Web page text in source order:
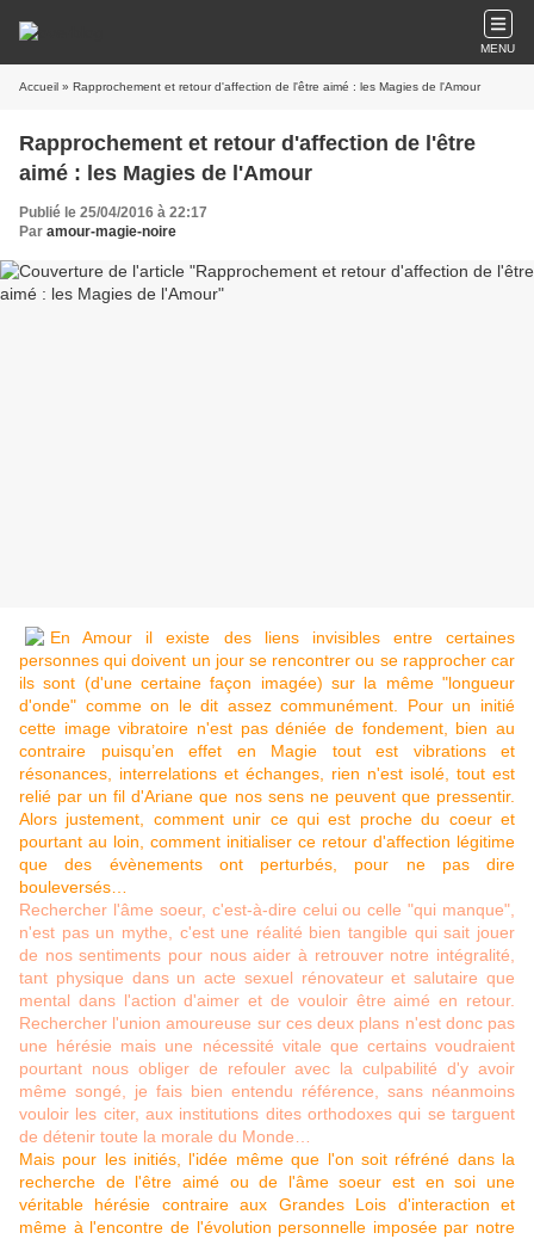
MENU
Accueil » Rapprochement et retour d'affection de l'être aimé : les Magies de l'Amour
Rapprochement et retour d'affection de l'être
aimé : les Magies de l'Amour
Publié le 25/04/2016 à 22:17
Par amour-magie-noire
En Amour il existe des liens invisibles entre certaines
personnes qui doivent un jour se rencontrer ou se rapprocher car
ils sont (d'une certaine façon imagée) sur la même "longueur
d'onde" comme on le dit assez communément. Pour un initié
cette image vibratoire n'est pas déniée de fondement, bien au
contraire puisqu’en effet en Magie tout est vibrations et
résonances, interrelations et échanges, rien n'est isolé, tout est
relié par un fil d'Ariane que nos sens ne peuvent que pressentir.
Alors justement, comment unir ce qui est proche du coeur et
pourtant au loin, comment initialiser ce retour d'affection légitime
que des évènements ont perturbés, pour ne pas dire
bouleversés…
Rechercher l'âme soeur, c'est-à-dire celui ou celle "qui manque",
n'est pas un mythe, c'est une réalité bien tangible qui sait jouer
de nos sentiments pour nous aider à retrouver notre intégralité,
tant physique dans un acte sexuel rénovateur et salutaire que
mental dans l'action d'aimer et de vouloir être aimé en retour.
Rechercher l'union amoureuse sur ces deux plans n'est donc pas
une hérésie mais une nécessité vitale que certains voudraient
pourtant nous obliger de refouler avec la culpabilité d'y avoir
même songé, je fais bien entendu référence, sans néanmoins
vouloir les citer, aux institutions dites orthodoxes qui se targuent
de détenir toute la morale du Monde…
Mais pour les initiés, l'idée même que l'on soit réfréné dans la
recherche de l'être aimé ou de l'âme soeur est en soi une
véritable hérésie contraire aux Grandes Lois d'interaction et
même à l'encontre de l'évolution personnelle imposée par notre